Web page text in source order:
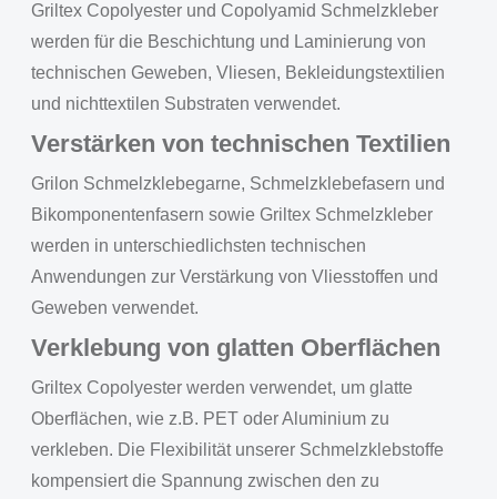
Griltex Copolyester und Copolyamid Schmelzkleber
werden für die Beschichtung und Laminierung von
technischen Geweben, Vliesen, Bekleidungstextilien
und nichttextilen Substraten verwendet.
Verstärken von technischen Textilien
Grilon Schmelzklebegarne, Schmelzklebefasern und
Bikomponentenfasern sowie Griltex Schmelzkleber
werden in unterschiedlichsten technischen
Anwendungen zur Verstärkung von Vliesstoffen und
Geweben verwendet.
Verklebung von glatten Oberflächen
Griltex Copolyester werden verwendet, um glatte
Oberflächen, wie z.B. PET oder Aluminium zu
verkleben. Die Flexibilität unserer Schmelzklebstoffe
kompensiert die Spannung zwischen den zu